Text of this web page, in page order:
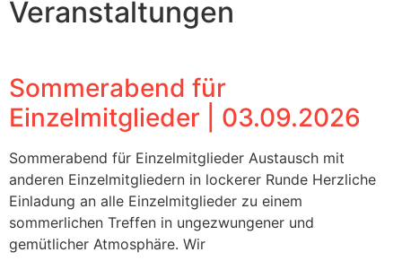
Veranstaltungen
Sommerabend für
Einzelmitglieder | 03.09.2026
Sommerabend für Einzelmitglieder Austausch mit
anderen Einzelmitgliedern in lockerer Runde Herzliche
Einladung an alle Einzelmitglieder zu einem
sommerlichen Treffen in ungezwungener und
gemütlicher Atmosphäre. Wir